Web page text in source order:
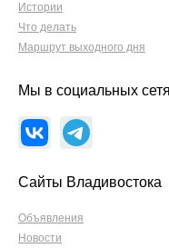
Истории
Что делать
Маршрут выходного дня
Мы в социальных
Сайты Владивостока
Объявления
Новости